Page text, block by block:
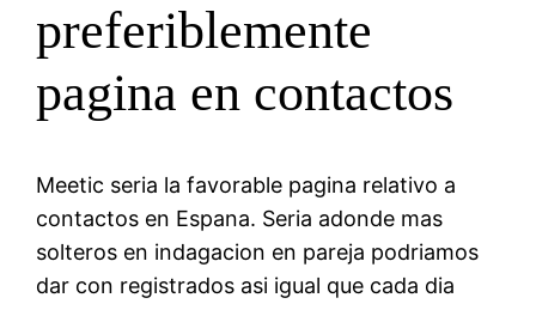
preferiblemente
pagina en contactos
Meetic seria la favorable pagina relativo a
contactos en Espana. Seria adonde mas
solteros en indagacion en pareja podri­amos
dar con registrados asi igual que cada dia